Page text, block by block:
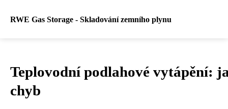
RWE Gas Storage - Skladování zemního plynu
Teplovodní podlahové vytápění:
chyb